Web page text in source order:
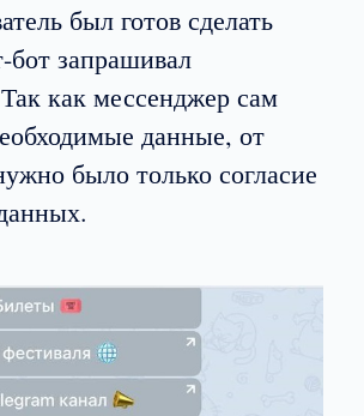
был готов сделать
бот запрашивал
как мессенджер сам
данные, от
было только согласие